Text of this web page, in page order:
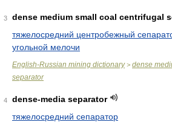
3
dense medium small coal centrifugal
тяжелосредний центробежный
угольной мелочи
English-Russian mining dictionary> dense
separator
4
dense-media separator
тяжелосредний сепаратор